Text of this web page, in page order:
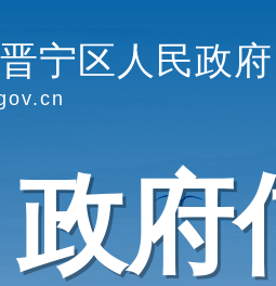
宁区人民政府
政府